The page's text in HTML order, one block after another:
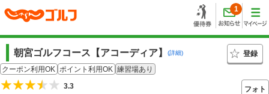
1
朝宮ゴルフコース【アコーディア】 (詳細)
登録
クーポン利用OK ポイント利用OK 練習場あり
3.3
フォト